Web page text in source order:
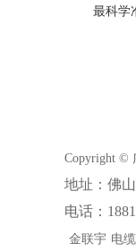
最科学
Copyright ©
地址：佛
电话：
金联宇 电